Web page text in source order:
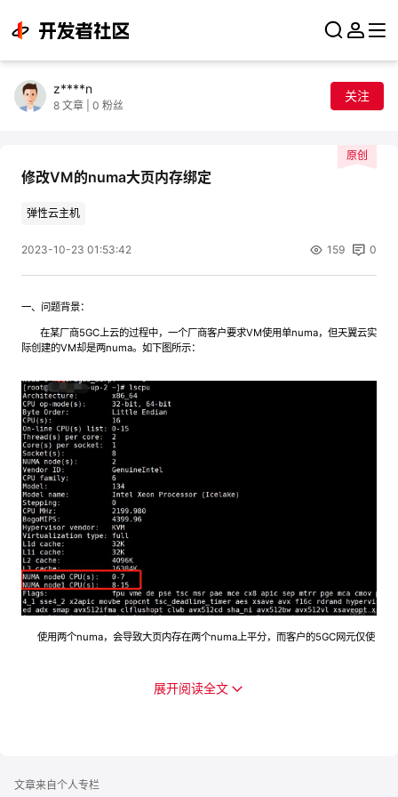
z****n
8 文章 0 粉丝
关注
原创
修改VM的numa大页内存绑定
弹性云主机
2023-10-23 01:53:42 159 0
一、问题背景：
在某厂商5GC上云的过程中，一个厂商客户要求VM使用单numa，但天翼云实
际创建的VM却是两numa。如下图所示：
使用两个numa，会导致大页内存在两个numa上平分，而客户的5GC网元仅使
展开阅读全文
文章来自个人专栏